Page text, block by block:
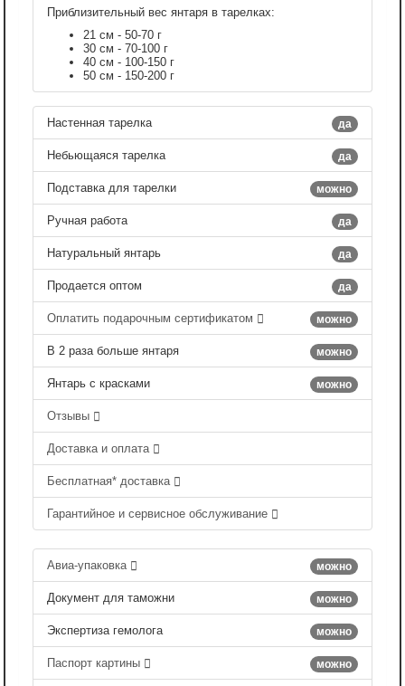
Приблизительный вес янтаря в тарелках:
21 см - 50-70 г
30 см - 70-100 г
40 см - 100-150 г
50 см - 150-200 г
да
Настенная тарелка
да
Небьющаяся тарелка
можно
Подставка для тарелки
да
Ручная работа
да
Натуральный янтарь
да
Продается оптом
можно
Оплатить подарочным сертификатом
можно
В 2 раза больше янтаря
можно
Янтарь с красками
Отзывы
Доставка и оплата
Бесплатная* доставка
Гарантийное и сервисное обслуживание
можно
Авиа-упаковка
можно
Документ для таможни
можно
Экспертиза гемолога
можно
Паспорт картины